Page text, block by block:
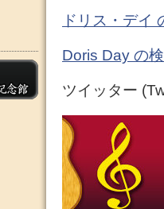
ドリス・デイ
Doris Day の
ツイッター